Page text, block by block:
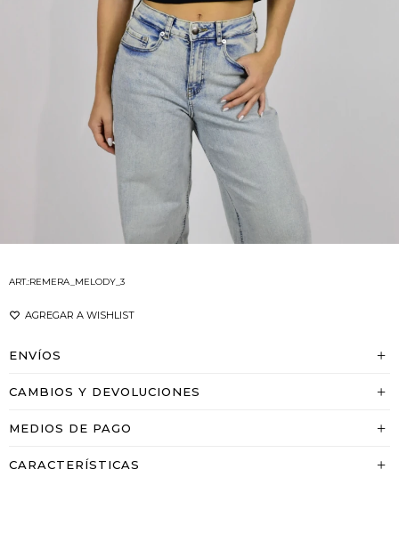
REMERA_MELODY_3
ENVÍOS
CAMBIOS Y DEVOLUCIONES
MEDIOS DE PAGO
CARACTERÍSTICAS